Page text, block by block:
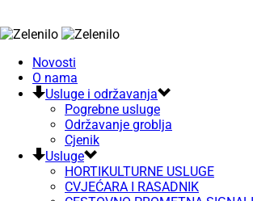
Novosti
O nama
Usluge i održavanja
Pogrebne usluge
Održavanje groblja
Cjenik
Usluge
HORTIKULTURNE USLUGE
CVJEĆARA I RASADNIK